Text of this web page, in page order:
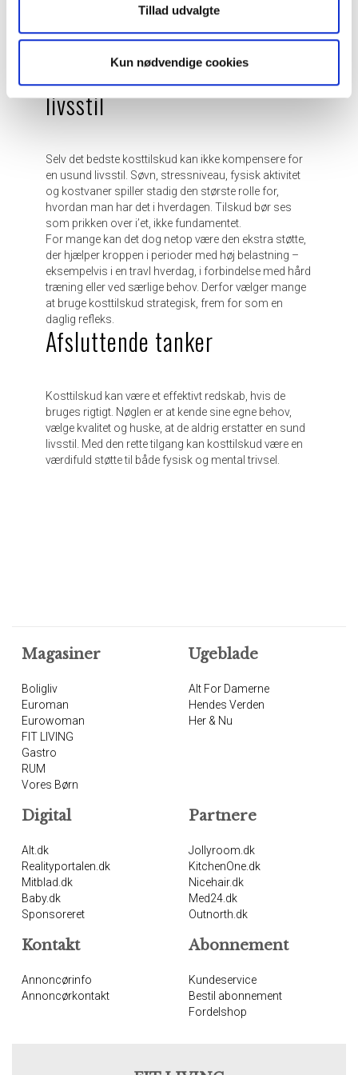
Tillad udvalgte
Kun nødvendige cookies
Et godt råd er at vælge produkter fra troværdige
forhandlere og producenter, der prioriterer kvalitet og
Kombinationen med en sund
livsstil
Selv det bedste kosttilskud kan ikke kompensere for
en usund livsstil. Søvn, stressniveau, fysisk aktivitet
og kostvaner spiller stadig den største rolle for,
hvordan man har det i hverdagen. Tilskud bør ses
som prikken over i’et, ikke fundamentet.
For mange kan det dog netop være den ekstra støtte,
der hjælper kroppen i perioder med høj belastning –
eksempelvis i en travl hverdag, i forbindelse med hård
træning eller ved særlige behov. Derfor vælger mange
at bruge kosttilskud strategisk, frem for som en
daglig refleks.
Afsluttende tanker
Kosttilskud kan være et effektivt redskab, hvis de
bruges rigtigt. Nøglen er at kende sine egne behov,
vælge kvalitet og huske, at de aldrig erstatter en sund
livsstil. Med den rette tilgang kan kosttilskud være en
værdifuld støtte til både fysisk og mental trivsel.
Magasiner
Boligliv
Euroman
Eurowoman
FIT LIVING
Gastro
RUM
Vores Børn
Ugeblade
Alt For Damerne
Hendes Verden
Her & Nu
Digital
Alt.dk
Realityportalen.dk
Mitblad.dk
Baby.dk
Sponsoreret
Partnere
Jollyroom.dk
KitchenOne.dk
Nicehair.dk
Med24.dk
Outnorth.dk
Kontakt
Annoncørinfo
Annoncørkontakt
Abonnement
Kundeservice
Bestil abonnement
Fordelshop